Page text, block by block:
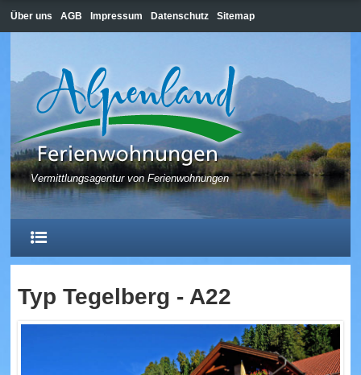
Über uns AGB Impressum Datenschutz Sitemap
Vermittlungsagentur von Ferienwohnungen
HOME
Typ Tegelberg - A22